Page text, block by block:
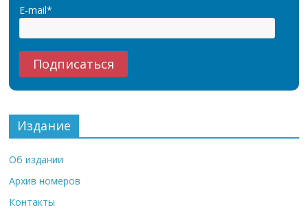
E-mail*
Издание
Об издании
Архив номеров
Контакты